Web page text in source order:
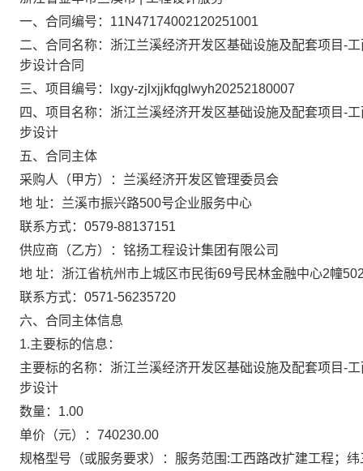
一、合同编号： 11N47174002120251001
二、合同名称： 浙江兰溪经济开发区基础设施及配套项目-
步设计合同
三、项目编号：
lxgy-zjlxjjkfqglwyh20252180007
四、项目名称： 浙江兰溪经济开发区基础设施及配套项目-
步设计
五、合同主体
采购人（甲方）： 兰溪经济开发区管理委员会
地 址： 兰溪市振兴路500号企业服务中心
联系方式： 0579-88137151
供应商（乙方）： 铭扬工程设计集团有限公司
地 址： 浙江省杭州市上城区市民街69号民林金融中心2幢
联系方式： 0571-56235720
六、合同主体信息
1.主要标的信息：
主要标的名称： 浙江兰溪经济开发区基础设施及配套项目-
步设计
数量： 1.00
单价（元）： 740230.00
规格型号（或服务要求）： 服务范围:工西路改扩建工程；